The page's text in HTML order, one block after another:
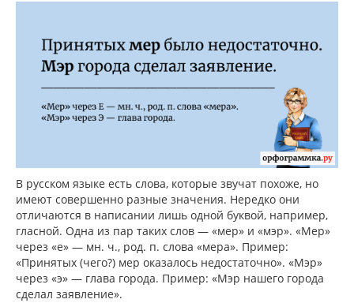
В русском языке есть слова, которые звучат похоже, но
имеют совершенно разные значения. Нередко они
отличаются в написании лишь одной буквой, например,
гласной. Одна из пар таких слов — «мер» и «мэр». «Мер»
через «е» — мн. ч., род. п. слова «мера». Пример:
«Принятых (чего?) мер оказалось недостаточно». «Мэр»
через «э» — глава города. Пример: «Мэр нашего города
сделал заявление».